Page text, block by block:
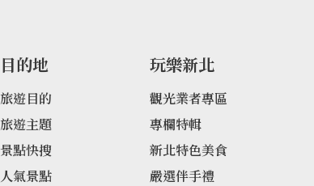
目的地
旅遊目的
旅遊主題
景點快搜
人氣景點
玩樂新北
觀光業者專區
專欄特輯
新北特色美食
嚴選伴手禮